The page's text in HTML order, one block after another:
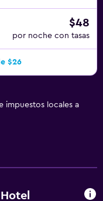
$48
por noche con tasas
$26
impuestos locales a